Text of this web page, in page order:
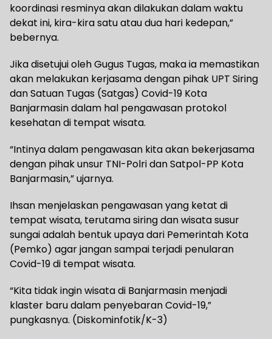
koordinasi resminya akan dilakukan dalam waktu
dekat ini, kira-kira satu atau dua hari kedepan,”
bebernya.
Jika disetujui oleh Gugus Tugas, maka ia memastikan
akan melakukan kerjasama dengan pihak UPT Siring
dan Satuan Tugas (Satgas) Covid-19 Kota
Banjarmasin dalam hal pengawasan protokol
kesehatan di tempat wisata.
“Intinya dalam pengawasan kita akan bekerjasama
dengan pihak unsur TNI-Polri dan Satpol-PP Kota
Banjarmasin,” ujarnya.
Ihsan menjelaskan pengawasan yang ketat di
tempat wisata, terutama siring dan wisata susur
sungai adalah bentuk upaya dari Pemerintah Kota
(Pemko) agar jangan sampai terjadi penularan
Covid-19 di tempat wisata.
“Kita tidak ingin wisata di Banjarmasin menjadi
klaster baru dalam penyebaran Covid-19,”
pungkasnya. (Diskominfotik/K-3)